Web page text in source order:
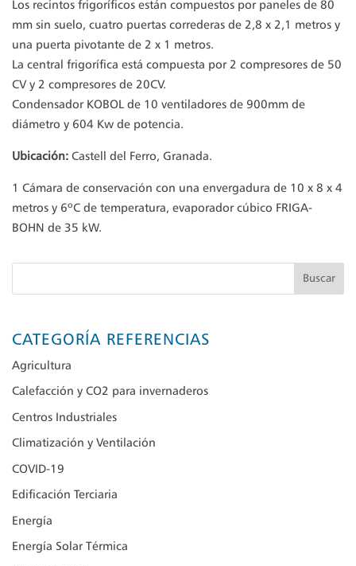
Los recintos frigoríficos están compuestos por paneles de 80
mm sin suelo, cuatro puertas correderas de 2,8 x 2,1 metros y
una puerta pivotante de 2 x 1 metros.
La central frigorífica está compuesta por 2 compresores de 50
CV y 2 compresores de 20CV.
Condensador KOBOL de 10 ventiladores de 900mm de
diámetro y 604 Kw de potencia.
Ubicación: Castell del Ferro, Granada.
1 Cámara de conservación con una envergadura de 10 x 8 x 4
metros y 6ºC de temperatura, evaporador cúbico FRIGA-
BOHN de 35 kW.
Buscar
CATEGORÍA REFERENCIAS
Agricultura
Calefacción y CO2 para invernaderos
Centros Industriales
Climatización y Ventilación
COVID-19
Edificación Terciaria
Energía
Energía Solar Térmica